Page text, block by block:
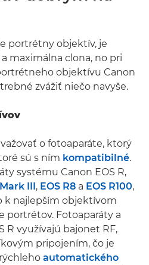
portrétny objektív, je
maximálna clona, no pri
objektívu Canon
zvážiť niečo navyše.
o fotoaparáte, ktorý
sú s ním kompatibilné.
systému Canon EOS R,
III, EOS R8 a EOS R100,
k najlepším objektívom
portrétov. Fotoaparáty a
R využívajú bajonet RF,
pripojením, čo je
automatického